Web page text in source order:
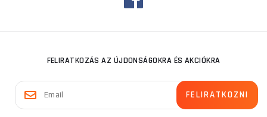
FELIRATKOZÁS AZ ÚJDONSÁGOKRA ÉS AKCIÓKRA